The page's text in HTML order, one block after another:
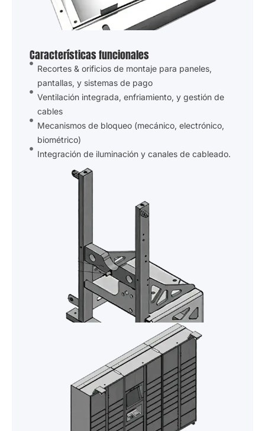
Características funcionales
Recortes & orificios de montaje para paneles,
pantallas, y sistemas de pago
Ventilación integrada, enfriamiento, y gestión de
cables
Mecanismos de bloqueo (mecánico, electrónico,
biométrico)
Integración de iluminación y canales de cableado.